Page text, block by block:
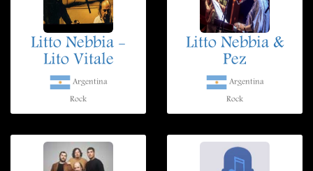
Litto Nebbia -
Lito Vitale
Argentina
Rock
Litto Nebbia &
Pez
Argentina
Rock